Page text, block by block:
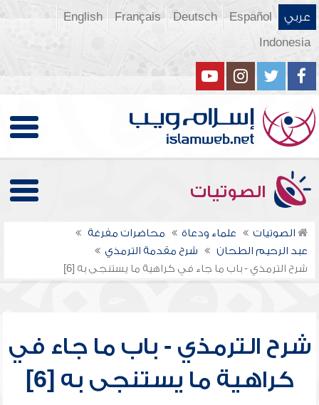
عربي Español
Deutsch
Français
English
Indonesia
الصوتيات
الصوتيات علماء ودعاة
محاضرات مفرغة
عبد الرحيم الطحان
شرح مقدمة الترمذي
شرح الترمذي - باب ما جاء في كراهية ما يستنجى به [6]
شرح الترمذي - باب ما جاء في
كراهية ما يستنجى به [6]